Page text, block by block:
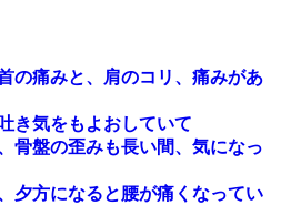
の痛みと、肩のコリ、痛みがあ
き気をもよおしていて
骨盤の歪みも長い間、気になっ
夕方になると腰が痛くなってい